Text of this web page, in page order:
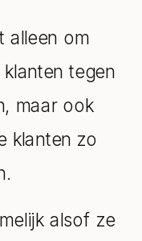
alleen om
tegen
maar ook
klanten zo
alsof ze